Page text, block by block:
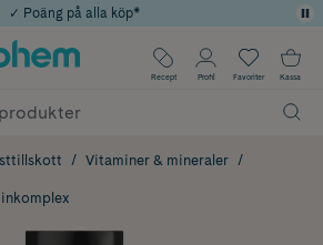
Butik 2025 inom Skönhet
SOMMAR20 för 20% över 649kr
från farmaceuter & hudterapeuter
✓ Poäng på alla köp*
Recept Profil Favoriter Kassa
Vitaminer & mineraler